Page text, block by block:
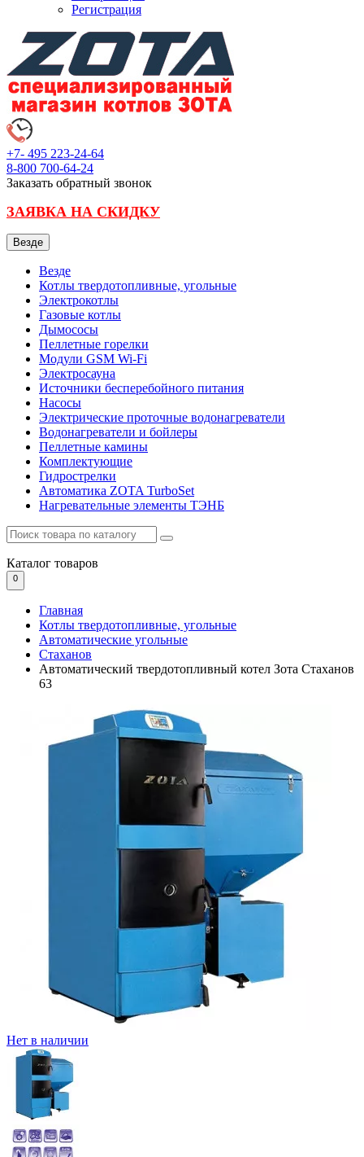
Регистрация
+7- 495 223-24-64
8-800 700-64-24
Заказать обратный звонок
ЗАЯВКА НА СКИДКУ
Везде
Везде
Котлы твердотопливные, угольные
Электрокотлы
Газовые котлы
Дымососы
Пеллетные горелки
Модули GSM Wi-Fi
Электросауна
Источники бесперебойного питания
Насосы
Электрические проточные водонагреватели
Водонагреватели и бойлеры
Пеллетные камины
Комплектующие
Гидрострелки
Автоматика ZOTA TurboSet
Нагревательные элементы ТЭНБ
Каталог товаров
0
Главная
Котлы твердотопливные, угольные
Автоматические угольные
Стаханов
Автоматический твердотопливный котел Зота Стаханов
63
Нет в наличии